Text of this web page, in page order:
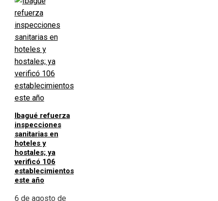
Ibagué refuerza
inspecciones
sanitarias en
hoteles y
hostales; ya
verificó 106
establecimientos
este año
6 de agosto de